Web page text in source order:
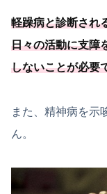
軽躁病と診断され
日々の活動に支障
しないことが必要
また、精神病を示
ん。